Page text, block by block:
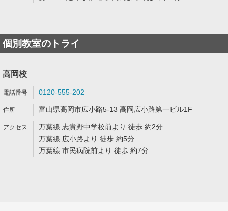
個別教室のトライ
高岡校
0120-555-202
富山県高岡市広小路5-13 高岡広小路第一ビル1F
万葉線 志貴野中学校前より 徒歩 約2分
万葉線 広小路より 徒歩 約5分
万葉線 市民病院前より 徒歩 約7分